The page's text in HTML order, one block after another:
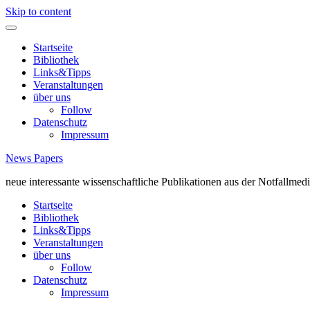
Skip to content
Startseite
Bibliothek
Links&Tipps
Veranstaltungen
über uns
Follow
Datenschutz
Impressum
News Papers
neue interessante wissenschaftliche Publikationen aus der
Startseite
Bibliothek
Links&Tipps
Veranstaltungen
über uns
Follow
Datenschutz
Impressum